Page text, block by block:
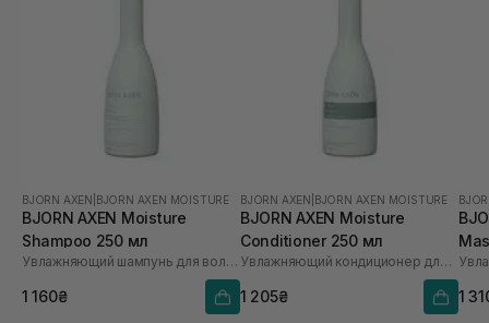
BJORN AXEN BJORN AXEN MOISTURE
BJORN AXEN Moisture
Shampoo 250 мл
Увлажняющий шампунь для волос
1 160₴
BJORN AXEN BJORN AXEN MOISTURE
BJORN AXEN Moisture
Conditioner 250 мл
Увлажняющий кондиционер для волос
1 205₴
мл
1